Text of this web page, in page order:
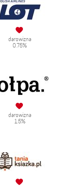
darowizna
0.75%
darowizna
1.5%